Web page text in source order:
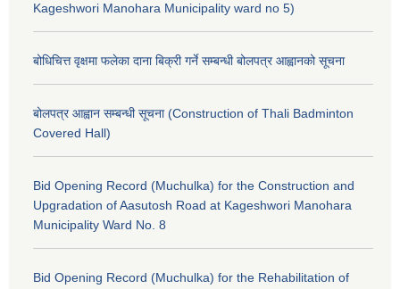
Kageshwori Manohara Municipality ward no 5)
बोधिचित्त वृक्षमा फलेका दाना बिक्री गर्ने सम्बन्धी बोलपत्र आह्वानको सूचना
बोलपत्र आह्वान सम्बन्धी सूचना (Construction of Thali Badminton
Covered Hall)
Bid Opening Record (Muchulka) for the Construction and
Upgradation of Aasutosh Road at Kageshwori Manohara
Municipality Ward No. 8
Bid Opening Record (Muchulka) for the Rehabilitation of